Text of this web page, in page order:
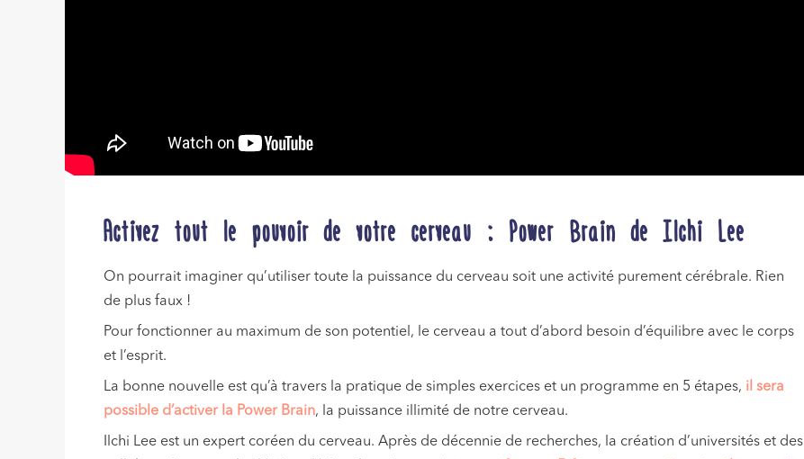
Activez tout le pouvoir de votre cerveau : Power Brain de Ilchi Lee
On pourrait imaginer qu’utiliser toute la puissance du cerveau soit une activité purement cérébrale. Rien
de plus faux !
Pour fonctionner au maximum de son potentiel, le cerveau a tout d’abord besoin d’équilibre avec le corps
et l’esprit.
La bonne nouvelle est qu’à travers la pratique de simples exercices et un programme en 5 étapes, il sera
possible d’activer la Power Brain, la puissance illimité de notre cerveau.
Ilchi Lee est un expert coréen du cerveau. Après de décennie de recherches, la création d’universités et des